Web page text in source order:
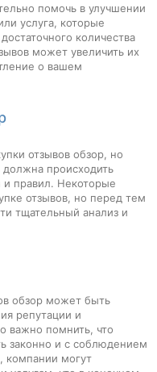
помочь в улучшении
услуга, которые
количества
может увеличить их
о вашем
отзывов обзор, но
должна происходить
правил. Некоторые
отзывов, но перед тем
тщательный анализ и
обзор может быть
репутации и
важно помнить, что
законно и с соблюдением
компании могут